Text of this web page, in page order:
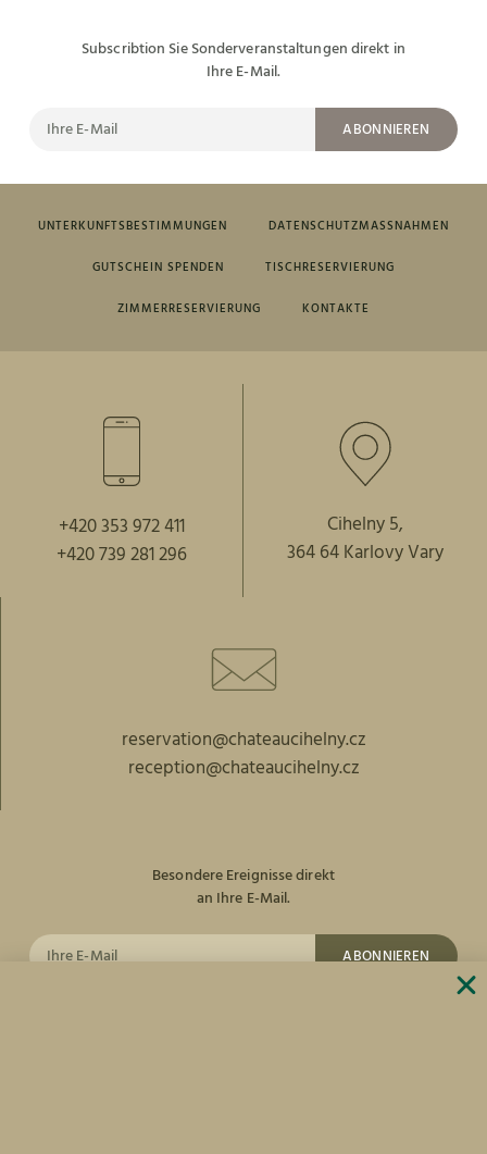
Subscribtion Sie Sonderveranstaltungen direkt in
Ihre E-Mail.
ABONNIEREN
UNTERKUNFTSBESTIMMUNGEN DATENSCHUTZMASSNAHMEN
GUTSCHEIN SPENDEN TISCHRESERVIERUNG
ZIMMERRESERVIERUNG KONTAKTE
+420 353 972 411
+420 739 281 296
Cihelny 5,
364 64 Karlovy Vary
reservation@chateaucihelny.cz
reception@chateaucihelny.cz
Besondere Ereignisse direkt
an Ihre E-Mail.
ABONNIEREN